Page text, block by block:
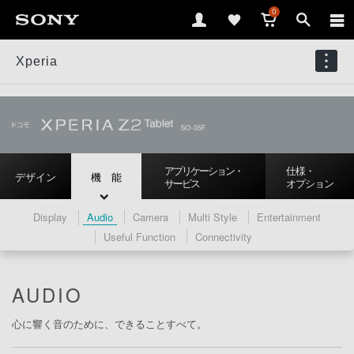
0
Xperia
デザイン 機 能
Display Audio Camera Multi Style
Entertainment
Useful Function
Connectivity
アプリケーション・
サービス
仕様・
オプション
AUDIO
心に響く音のために、できることすべて。